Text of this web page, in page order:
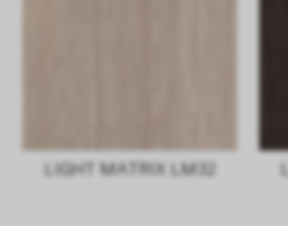
LIGHT MATRIX LM32